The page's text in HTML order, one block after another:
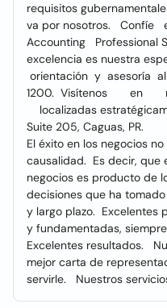
requisitos
va por nosotros. Confíe
Accounting Professional
excelencia es nuestra
orientación y asesoría
1200. Visítenos en
localizadas
Suite 205, Caguas, PR.
El éxito en los negocios
causalidad. Es decir, que
negocios es producto de
decisiones que ha
y largo plazo. Excelentes
y fundamentadas,
Excelentes resultados.
mejor carta de
servirle. Nuestros